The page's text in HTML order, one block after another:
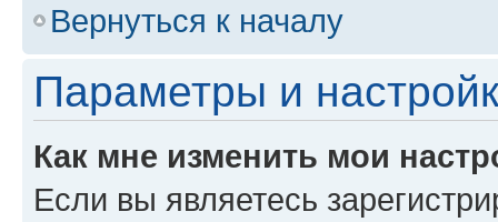
Вернуться к началу
Параметры и
Как мне изменить мои
Если вы являетесь